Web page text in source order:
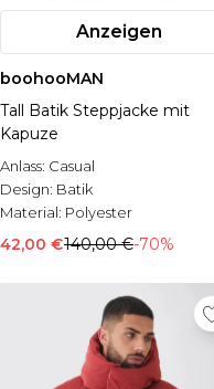
Anzeigen
boohooMAN
Tall Batik Steppjacke mit
Kapuze
Anlass: Casual
Design: Batik
Material: Polyester
42,00 €140,00 €-70%